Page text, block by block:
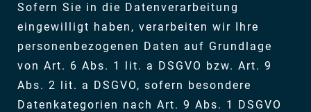
Sofern Sie in die Datenverarbeitung
eingewilligt haben, verarbeiten wir Ihre
personenbezogenen Daten auf Grundlage
von Art. 6 Abs. 1 lit. a DSGVO bzw. Art. 9
Abs. 2 lit. a DSGVO, sofern besondere
Datenkategorien nach Art. 9 Abs. 1 DSGVO